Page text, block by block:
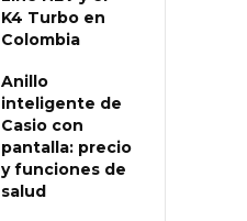
K4 Turbo en
Colombia
Anillo
inteligente de
Casio con
pantalla: precio
y funciones de
salud